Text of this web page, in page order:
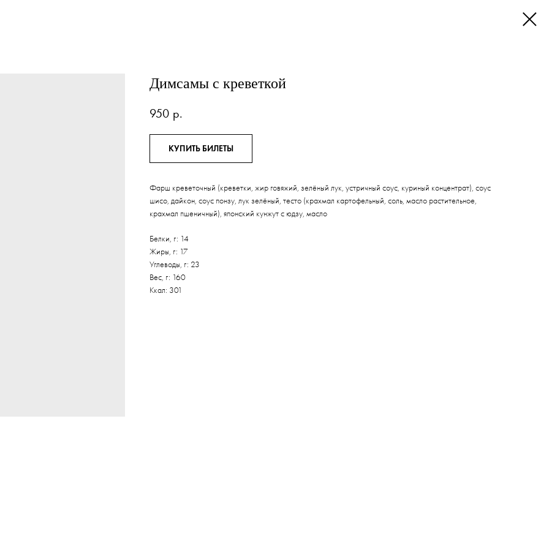
Димсамы с креветкой
950 р.
КУПИТЬ БИЛЕТЫ
Фарш креветочный (креветки, жир говяжий, зелёный лук, устричный соус, куриный концентрат), соус
шисо, дайкон, соус понзу, лук зелёный, тесто (крахмал картофельный, соль, масло растительное,
крахмал пшеничный), японский кунжут с юдзу, масло
Белки, г: 14
Жиры, г: 17
Углеводы, г: 23
Вес, г: 160
Ккал: 301